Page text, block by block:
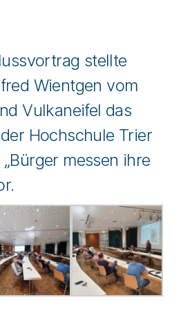
stellte
Wientgen vom
Vulkaneifel das
Hochschule Trier
messen ihre